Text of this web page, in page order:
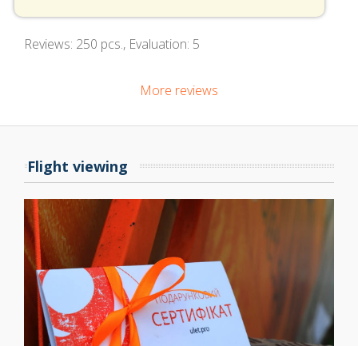
Reviews: 250 pcs., Evaluation: 5
More reviews
Flight viewing